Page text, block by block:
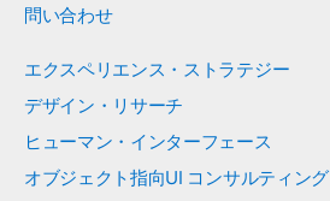
問い合わせ
エクスペリエンス・ストラテジー
デザイン・リサーチ
ヒューマン・インターフェース
オブジェクト指向UI コンサルティング